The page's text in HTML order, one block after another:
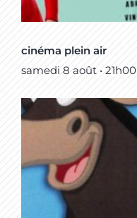
cinéma plein air
samedi 8 août • 21h00